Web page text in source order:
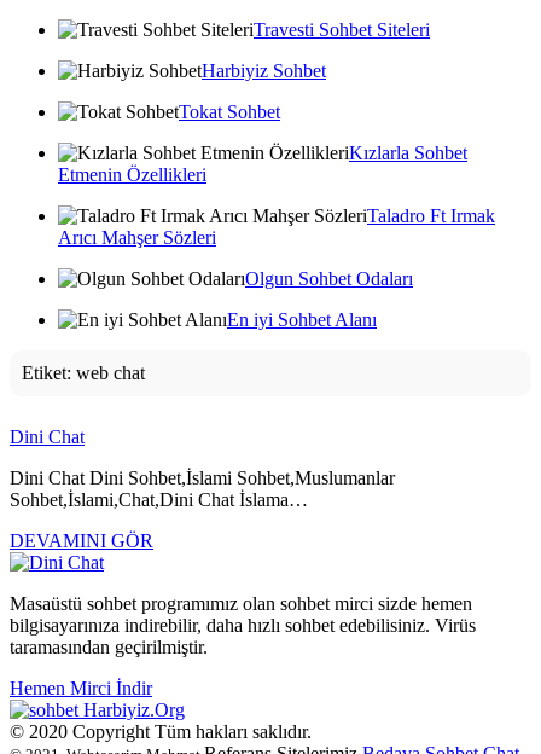
Travesti Sohbet Siteleri
Harbiyiz Sohbet
Tokat Sohbet
Kızlarla Sohbet
Etmenin Özellikleri
Taladro Ft Irmak
Arıcı Mahşer Sözleri
Olgun Sohbet Odaları
En iyi Sohbet Alanı
Etiket: web chat
Dini Chat
Dini Chat Dini Sohbet,İslami Sohbet,Muslumanlar
Sohbet,İslami,Chat,Dini Chat İslama…
DEVAMINI GÖR
Masaüstü sohbet programımız olan sohbet mirci sizde hemen
bilgisayarınıza indirebilir, daha hızlı sohbet edebilisiniz. Virüs
taramasından geçirilmiştir.
Hemen Mirci İndir
Harbiyiz.Org
© 2020 Copyright Tüm hakları saklıdır.